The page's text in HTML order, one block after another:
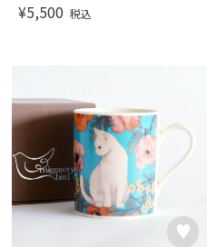
¥5,500 税込